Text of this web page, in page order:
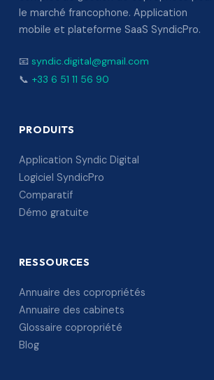
le marché francophone. Application
mobile et plateforme SaaS SyndicPro.
📧 syndic.digital@gmail.com
📞 +33 6 51 11 56 90
PRODUITS
Application Syndic Digital
Logiciel SyndicPro
Comparatif
Démo gratuite
RESSOURCES
Annuaire des copropriétés
Annuaire des cabinets
Glossaire copropriété
Blog